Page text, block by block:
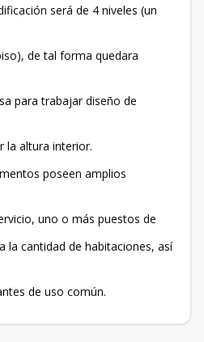
será de 4 niveles (un
de tal forma quedara
para trabajar diseño de
la altura interior.
poseen amplios
uno o más puestos de
la cantidad de habitaciones, así
de uso común.